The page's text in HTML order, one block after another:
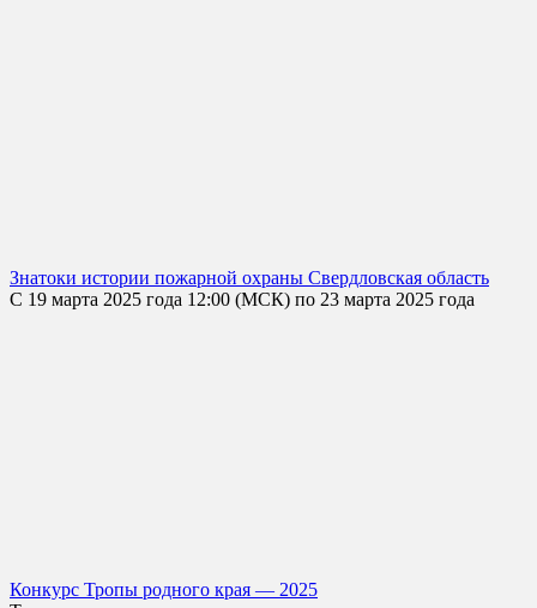
Знатоки истории пожарной охраны Свердловская область
С 19 марта 2025 года 12:00 (МСК) по 23 марта 2025 года
Конкурс Тропы родного края — 2025